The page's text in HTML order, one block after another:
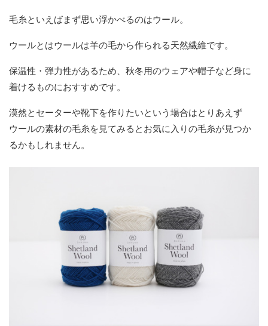
毛糸といえばまず思い浮かべるのはウール。
ウールとはウールは羊の毛から作られる天然繊維です。
保温性・弾力性があるため、秋冬用のウェアや帽子など身に
着けるものにおすすめです。
漠然とセーターや靴下を作りたいという場合はとりあえず
ウールの素材の毛糸を見てみるとお気に入りの毛糸が見つか
るかもしれません。